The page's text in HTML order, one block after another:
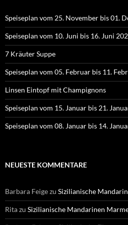
Speiseplan vom 25. November bis 01.
Speiseplan vom 10. Juni bis 16. Juni
7 Kräuter Suppe
Speiseplan vom 05. Februar bis 11.
Linsen Eintopf mit Champignons
Speiseplan vom 15. Januar bis 21.
Speiseplan vom 08. Januar bis 14.
NEUESTE KOMMENTARE
Barbara Feigezu Sizilianische
Ritazu Sizilianische Mandarinen